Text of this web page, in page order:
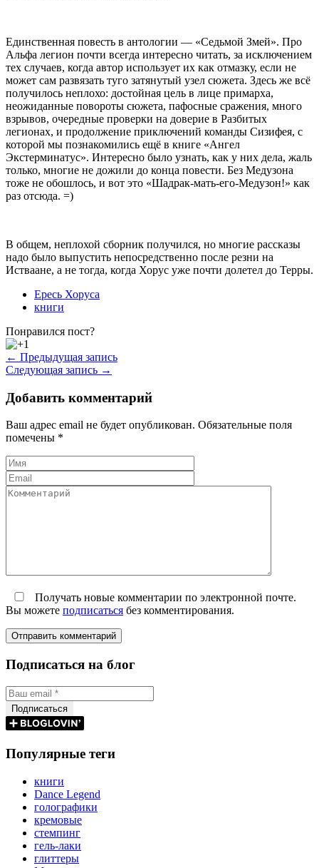
Единственная повесть в антологии — «Седьмой Змей». Про
Альфа легион почти всегда интересно читать, за исключением
тех случаев, когда автор использует их как отмазку, если не
может сам развязать туго затянутый узел сюжета. Здесь же всё
получилось неплохо: достойная цель в лице примарха,
неожиданные повороты сюжета, пафосные сражения, много
взрывов, очередные проверки на доверие в Разбитых
легионах, и продолжение приключений команды Сизифея, с
которой мы познакомились ещё в книге «Ангел
Экстерминатус». Интересно было узнать, как у них дела, жаль
только, многие не дожили до конца повести. Без Медузона
тоже не обошлось, и вот это «Шадрак-мать-его-Медузон!» как
раз отсюда. =)
В общем, неплохой сборник получился, но многие рассказы
надо было выпустить непосредственно после резни на
Истваане, а не тогда, когда Хорус уже почти долетел до Терры.
Ересь Хоруса
книги
Понравился пост?
← Предыдущая запись
Следующая запись →
Добавить комментарий
Ваш адрес email не будет опубликован. Обязательные поля
помечены *
Получать новые комментарии по электронной почте.
Вы можете подписаться без комментирования.
Подписаться на блог
Популярные теги
книги
Dance Legend
голографики
кремовые
стемпинг
гель-лаки
глиттеры